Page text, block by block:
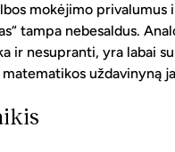
mokėjimo privalumus
tampa nebesaldus.
ir nesupranti, yra labai
uždavinyną